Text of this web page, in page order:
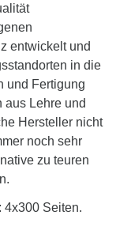
entwickelt und
in die
und Fertigung
aus Lehre und
Hersteller nicht
noch sehr
zu teuren
4x300 Seiten.